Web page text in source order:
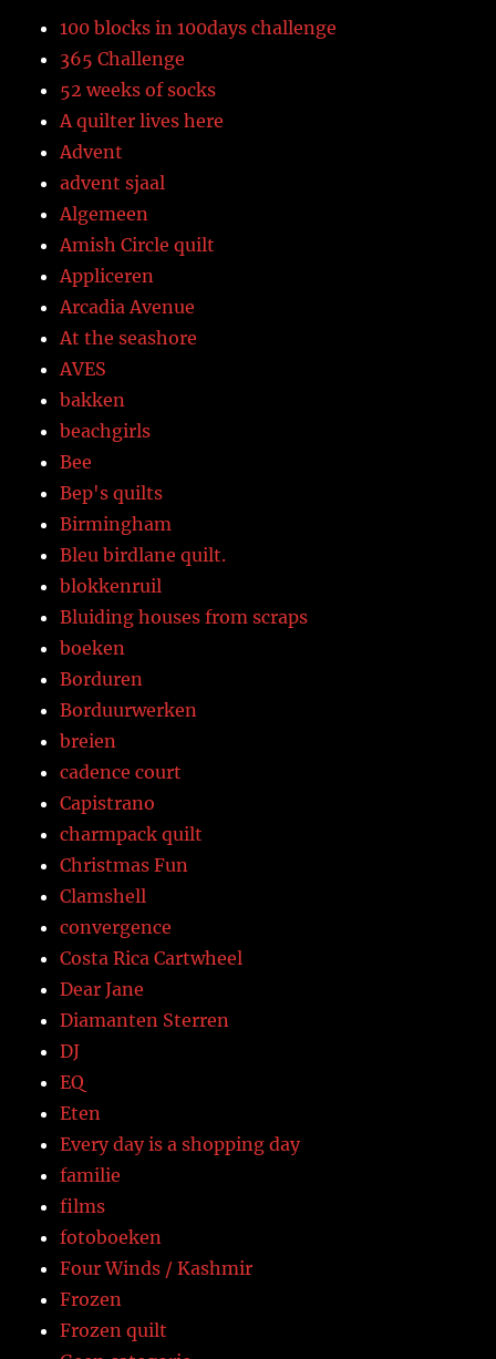
100 blocks in 100days challenge
365 Challenge
52 weeks of socks
A quilter lives here
Advent
advent sjaal
Algemeen
Amish Circle quilt
Appliceren
Arcadia Avenue
At the seashore
AVES
bakken
beachgirls
Bee
Bep's quilts
Birmingham
Bleu birdlane quilt.
blokkenruil
Bluiding houses from scraps
boeken
Borduren
Borduurwerken
breien
cadence court
Capistrano
charmpack quilt
Christmas Fun
Clamshell
convergence
Costa Rica Cartwheel
Dear Jane
Diamanten Sterren
DJ
EQ
Eten
Every day is a shopping day
familie
films
fotoboeken
Four Winds / Kashmir
Frozen
Frozen quilt